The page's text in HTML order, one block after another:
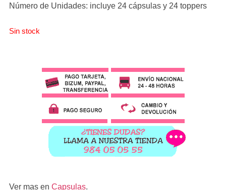
Número de Unidades: incluye 24 cápsulas y 24 toppers
Sin stock
Ver mas en Capsulas.